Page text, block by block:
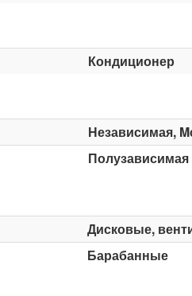
Кондиционер
Независимая,
Полузависимая
Дисковые,
Барабанные